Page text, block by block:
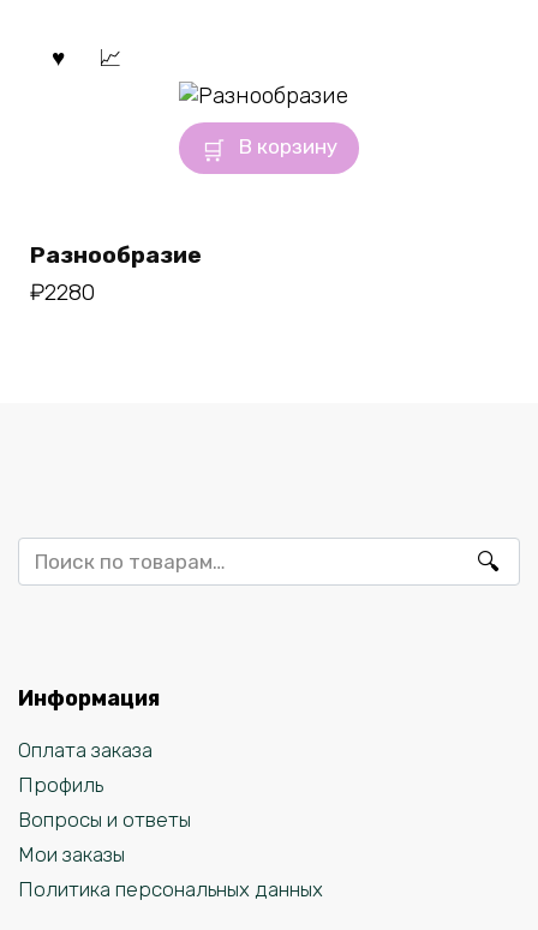
В корзину
Разнообразие
₽2280
Искать:
Информация
Оплата заказа
Профиль
Вопросы и ответы
Мои заказы
Политика персональных данных